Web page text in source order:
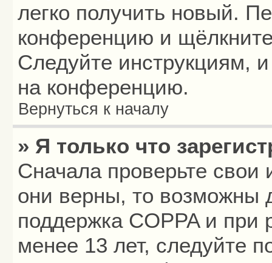
легко получить новый.
конференцию и
Следуйте инструкциям,
на конференцию.
Вернуться к началу
» Я только что
Сначала проверьте свои
они верны, то возможны
поддержка COPPA и при
менее 13 лет, следуйте